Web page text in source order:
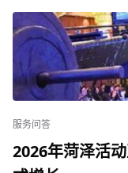
服务问答
2026年菏泽活